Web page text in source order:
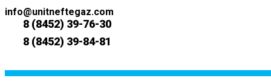
info@unitneftegaz.com
8 (8452) 39-76-30
8 (8452) 39-84-81